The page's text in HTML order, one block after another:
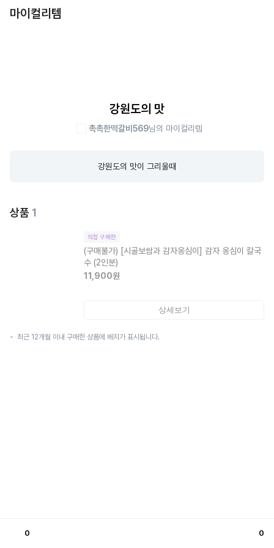
마이컬리템
강원도의 맛
촉촉한떡갈비569님의 마이컬리템
강원도의 맛이 그리울때
상품 1
직접 구매한
(구매불가) [시골보쌈과 감자옹심이] 감자 옹심이 칼국
수 (2인분)
11,900원
상세보기
최근 12개월 이내 구매한 상품에 배지가 표시됩니다.
0 0